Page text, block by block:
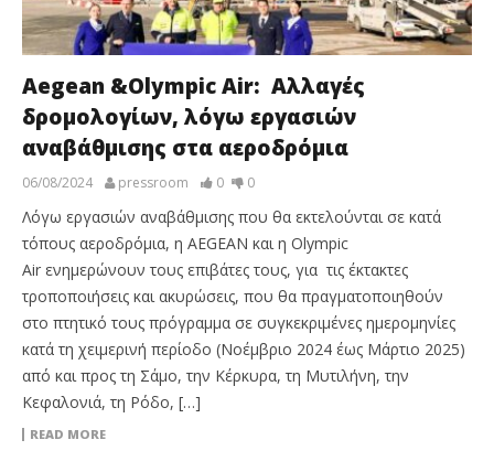
Aegean &Olympic Air: Αλλαγές
δρομολογίων, λόγω εργασιών
αναβάθμισης στα αεροδρόμια
06/08/2024 pressroom 0 0
Λόγω εργασιών αναβάθμισης που θα εκτελούνται σε κατά
τόπους αεροδρόμια, η AEGEAN και η Olympic
Air ενημερώνουν τους επιβάτες τους, για τις έκτακτες
τροποποιήσεις και ακυρώσεις, που θα πραγματοποιηθούν
στο πτητικό τους πρόγραμμα σε συγκεκριμένες ημερομηνίες
κατά τη χειμερινή περίοδο (Νοέμβριο 2024 έως Μάρτιο 2025)
από και προς τη Σάμο, την Κέρκυρα, τη Μυτιλήνη, την
Κεφαλονιά, τη Ρόδο, […]
READ MORE